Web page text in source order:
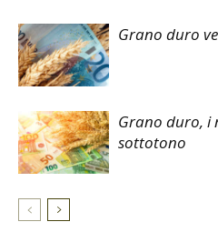
Grano duro
Grano duro, i
sottotono